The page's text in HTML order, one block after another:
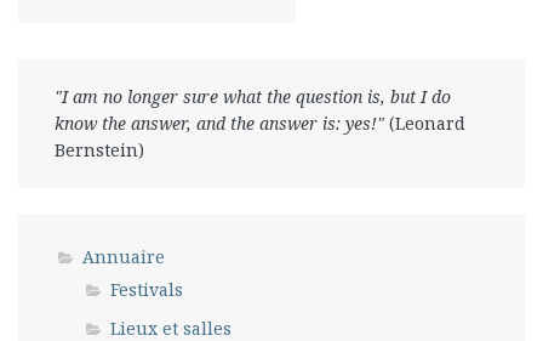
"I am no longer sure what the question is, but I do
know the answer, and the answer is: yes!" (Leonard
Bernstein)
Annuaire
Festivals
Lieux et salles